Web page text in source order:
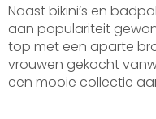
Naast bikini’s en
aan populariteit
top met een aparte
vrouwen gekocht
een mooie collectie